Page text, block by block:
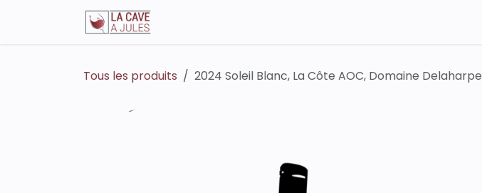
Se rendre au contenu
Tous les produits 2024 Soleil Blanc, La Côte AOC, Domaine Delaharpe